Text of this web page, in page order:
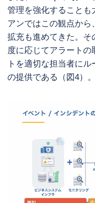
管理を強化することも
アンではこの観点か
拡充も進めてきた。そ
度に応じてアラート
トを適切な担当者に
の提供である（図4）。